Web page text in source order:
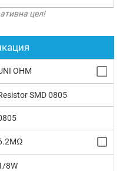
цел!
OHM
SMD 0805
8W